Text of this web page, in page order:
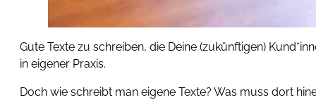
Gute Texte zu schreiben, die Deine (zukünftigen)
in eigener Praxis.
Doch wie schreibt man eigene Texte? Was muss dort